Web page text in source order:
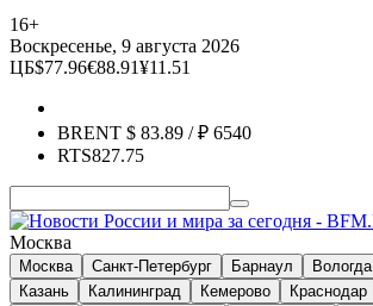
16+
Воскресенье, 9 августа 2026
ЦБ$77.96€88.91¥11.51
BRENT $ 83.89 / ₽ 6540
RTS827.75
Москва
Москва Санкт-Петербург Барнаул Вологда
Казань
Калининград Кемерово Краснодар